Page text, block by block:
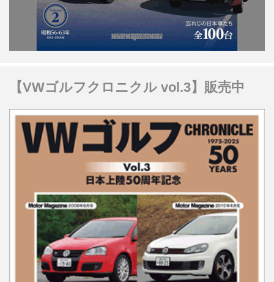
【VWゴルフクロニクル vol.3】販売中